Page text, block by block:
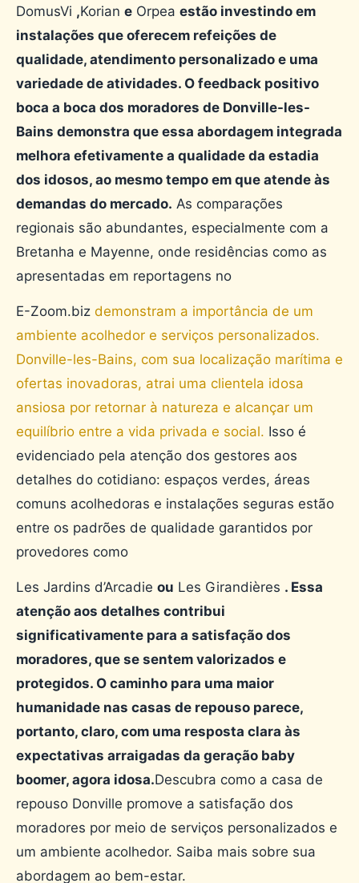
DomusVi ,Korian e Orpea estão investindo em
instalações que oferecem refeições de
qualidade, atendimento personalizado e uma
variedade de atividades. O feedback positivo
boca a boca dos moradores de Donville-les-
Bains demonstra que essa abordagem integrada
melhora efetivamente a qualidade da estadia
dos idosos, ao mesmo tempo em que atende às
demandas do mercado. As comparações
regionais são abundantes, especialmente com a
Bretanha e Mayenne, onde residências como as
apresentadas em reportagens no
E-Zoom.biz demonstram a importância de um
ambiente acolhedor e serviços personalizados.
Donville-les-Bains, com sua localização marítima e
ofertas inovadoras, atrai uma clientela idosa
ansiosa por retornar à natureza e alcançar um
equilíbrio entre a vida privada e social. Isso é
evidenciado pela atenção dos gestores aos
detalhes do cotidiano: espaços verdes, áreas
comuns acolhedoras e instalações seguras estão
entre os padrões de qualidade garantidos por
provedores como
Les Jardins d’Arcadie ou Les Girandières . Essa
atenção aos detalhes contribui
significativamente para a satisfação dos
moradores, que se sentem valorizados e
protegidos. O caminho para uma maior
humanidade nas casas de repouso parece,
portanto, claro, com uma resposta clara às
expectativas arraigadas da geração baby
boomer, agora idosa.Descubra como a casa de
repouso Donville promove a satisfação dos
moradores por meio de serviços personalizados e
um ambiente acolhedor. Saiba mais sobre sua
abordagem ao bem-estar.